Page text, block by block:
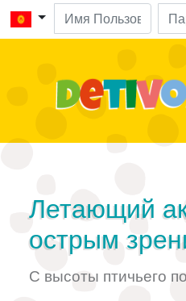
Летающий
острым
С высоты птичьего